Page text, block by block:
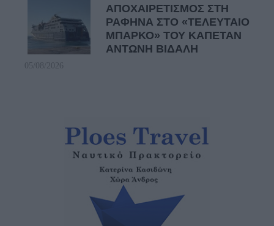
ΑΠΟΧΑΙΡΕΤΙΣΜΟΣ ΣΤΗ
ΡΑΦΗΝΑ ΣΤΟ «ΤΕΛΕΥΤΑΙΟ
ΜΠΑΡΚΟ» ΤΟΥ ΚΑΠΕΤΑΝ
ΑΝΤΩΝΗ ΒΙΔΑΛΗ
05/08/2026